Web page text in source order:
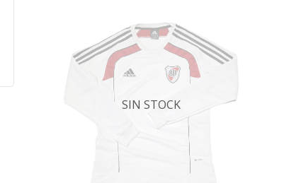
SIN STOCK